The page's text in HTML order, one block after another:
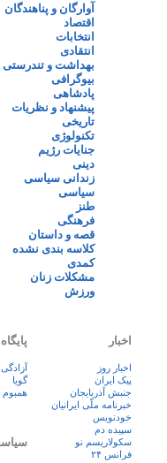
آوارگان و پناهندگان
اقتصاد
انتخابات
انتقادی
بهداشت و تندرستی
بیوگرافی
پادشاهی
پیشنهاد و نظریات
تاریخی
تکنولوژی
جنایات رژیم
دینی
زندانی سیاسی
سیاسی
طنز
فرهنگی
قصه و داستان
کلاسه بندی نشده
کمدی
مشکلات زنان
ورزش
اخبار
اخبار روز
پيک ايران
جنبش آذربایجان
خبرنامه ملّی ایرانیان
خودنویس
سپیده دم
سکولاریسم نو
فرانس ۲۴
آزادگی
گویا
همبوم